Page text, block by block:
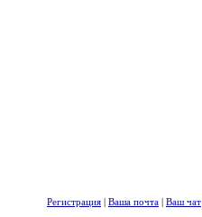
Регистрация | Ваша почта | Ваш чат